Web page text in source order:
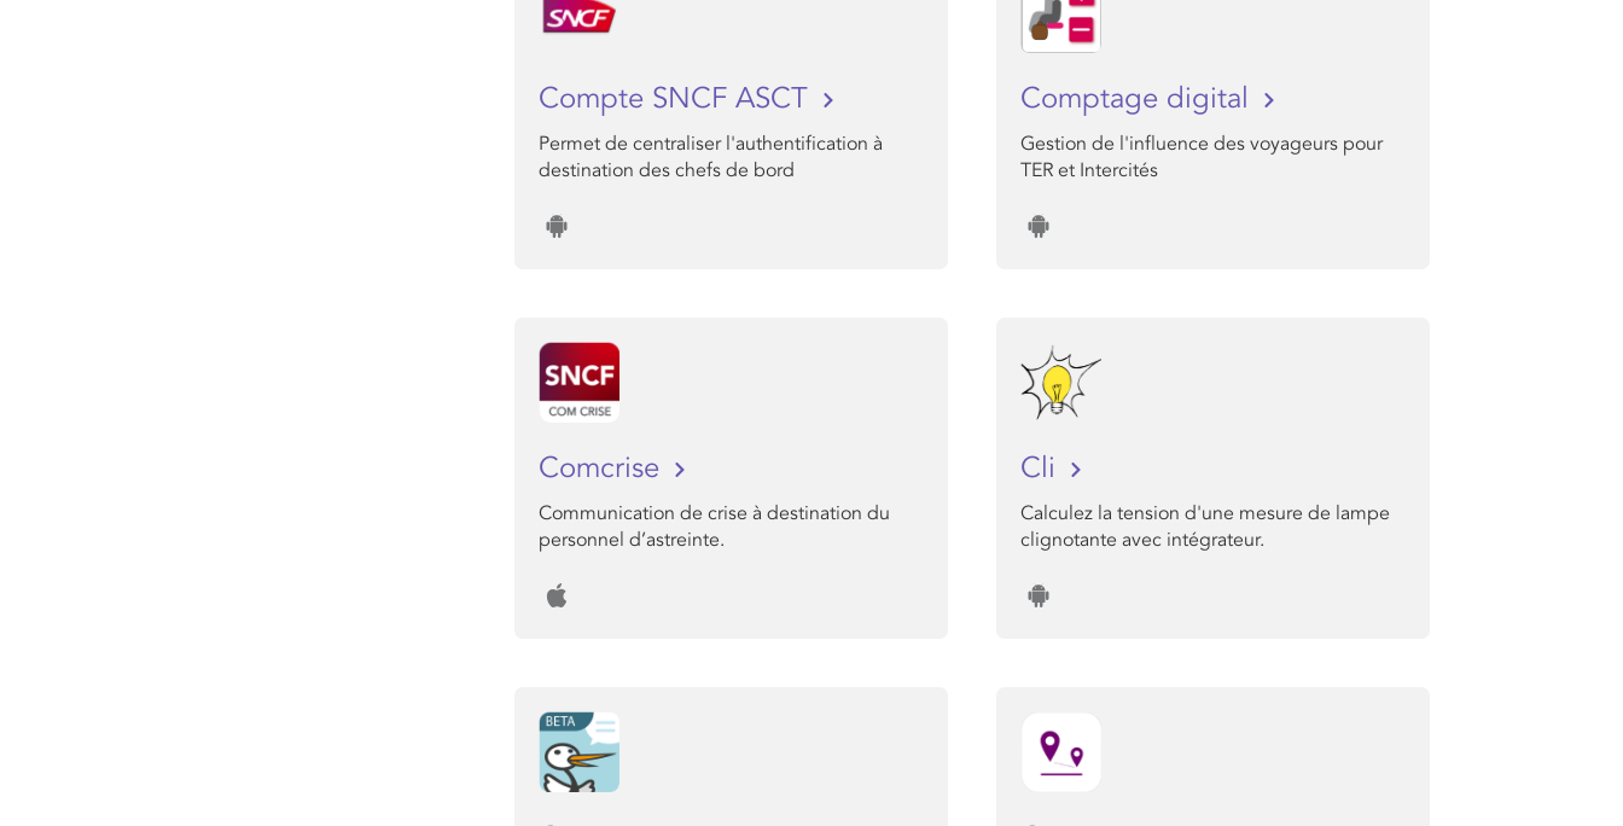
Compte SNCF ASCT
Permet de centraliser l'authentification à
destination des chefs de bord
Comptage digital
Gestion de l'influence des voyageurs pour
TER et Intercités
Comcrise
Communication de crise à destination du
personnel d’astreinte.
Cli
Calculez la tension d'une mesure de lampe
clignotante avec intégrateur.